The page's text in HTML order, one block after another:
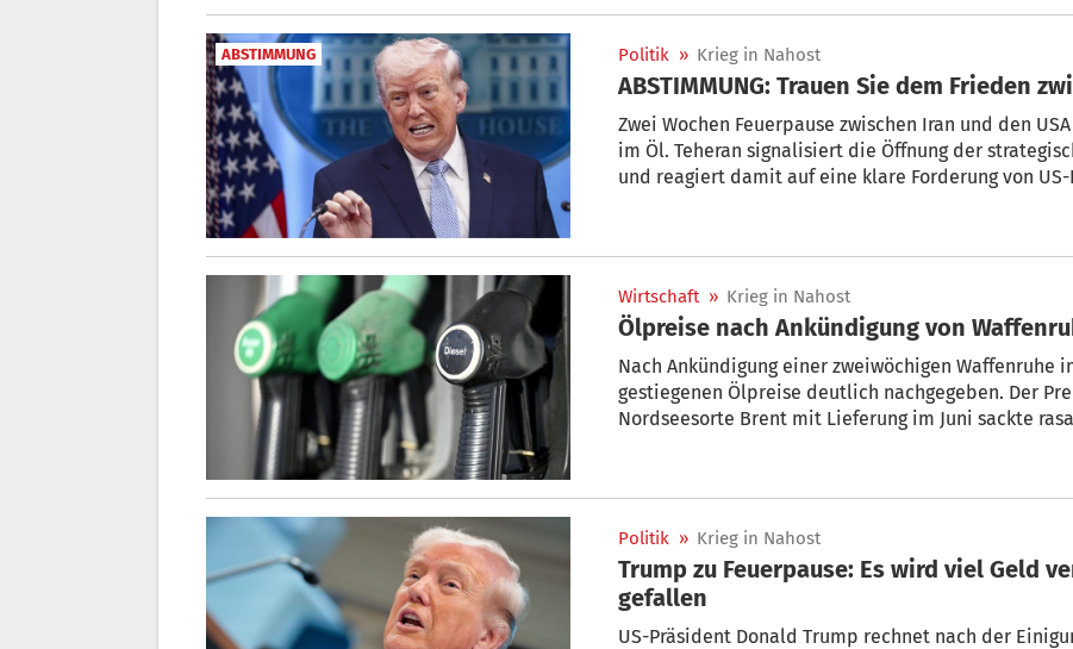
ABSTIMMUNG Politik » Krieg in Nahost
ABSTIMMUNG: Trauen Sie dem Frieden
Zwei Wochen Feuerpause zwischen Iran und den
im Öl. Teheran signalisiert die Öffnung der
und reagiert damit auf eine klare Forderung von
Wirtschaft » Krieg in Nahost
Ölpreise nach Ankündigung von
Nach Ankündigung einer zweiwöchigen Waffenruhe
gestiegenen Ölpreise deutlich nachgegeben. Der
Nordseesorte Brent mit Lieferung im Juni sackte
Politik » Krieg in Nahost
Trump zu Feuerpause: Es wird viel Geld
gefallen
US-Präsident Donald Trump rechnet nach der